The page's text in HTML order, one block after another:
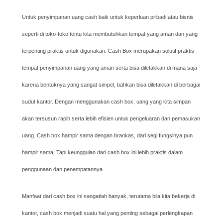
Untuk penyimpanan uang cash baik untuk keperluan pribadi atau bisnis
seperti di toko-toko tentu kita membutuhkan tempat yang aman dan yang
terpenting praktis untuk digunakan. Cash Box merupakan solutif praktis
tempat penyimpanan uang yang aman serta bisa diletakkan di mana saja
karena bentuknya yang sangat simpel, bahkan bisa diletakkan di berbagai
sudut kantor. Dengan menggunakan cash box, uang yang kita simpan
akan tersusun rapih serta lebih efisien untuk pengeluaran dan pemasukan
uang. Cash box hampir sama dengan brankas, dari segi fungsinya pun
hampir sama. Tapi keunggulan dari cash box ini lebih praktis dalam
penggunaan dan penempatannya.
Manfaat dari cash box ini sangatlah banyak, terutama bila kita bekerja di
kantor, cash box menjadi suatu hal yang penting sebagai perlengkapan